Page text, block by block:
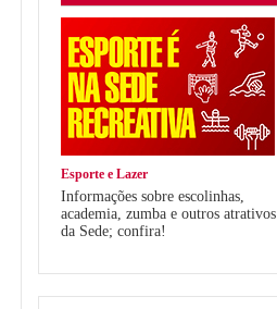
Esporte e Lazer
Informações sobre escolinhas,
academia, zumba e outros atrativos
da Sede; confira!